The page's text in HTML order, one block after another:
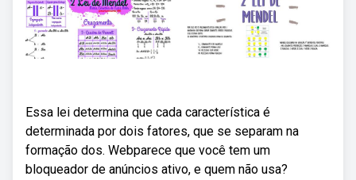
Essa lei determina que cada característica é
determinada por dois fatores, que se separam na
formação dos. Webparece que você tem um
bloqueador de anúncios ativo, e quem não usa?